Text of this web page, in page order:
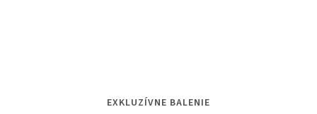
EXKLUZÍVNE BALENIE